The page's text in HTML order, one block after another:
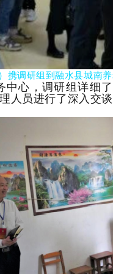
携调研组到融水县城南
中心，调研组详细
人员进行了深入交